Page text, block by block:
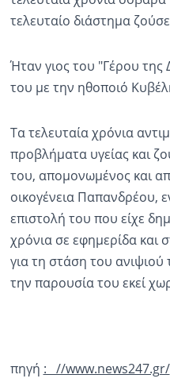
Εκπομπές
Πολιτισμός
τελευταίο διάστημα
Ήταν γιος του "Γέρου
του με την ηθοποιό
Τα τελευταία χρόνια
προβλήματα υγείας και
του, απομονωμένος και
οικογένεια Παπανδρέου,
επιστολή του που είχε
χρόνια σε εφημερίδα και
για τη στάση του ανιψιού
την παρουσία του εκεί
πηγή : //www.news247.gr/